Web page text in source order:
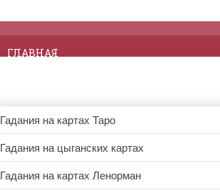
ГЛАВНАЯ
Гадания на картах Таро
Гадания на цыганских картах
Гадания на картах Ленорман